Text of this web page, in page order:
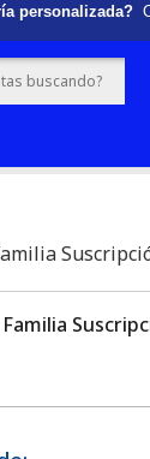
personalizada?